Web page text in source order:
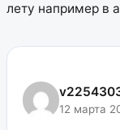
лету например в
12 марта